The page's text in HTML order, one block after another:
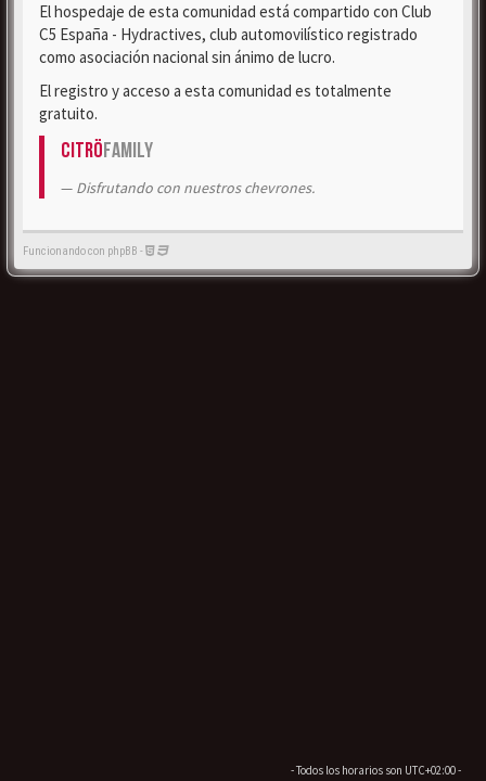
El hospedaje de esta comunidad está compartido con Club
C5 España - Hydractives, club automovilístico registrado
como asociación nacional sin ánimo de lucro.
El registro y acceso a esta comunidad es totalmente
gratuito.
CitröFamily
Disfrutando con nuestros chevrones.
Funcionando con phpBB -
- Todos los horarios son UTC+02:00-